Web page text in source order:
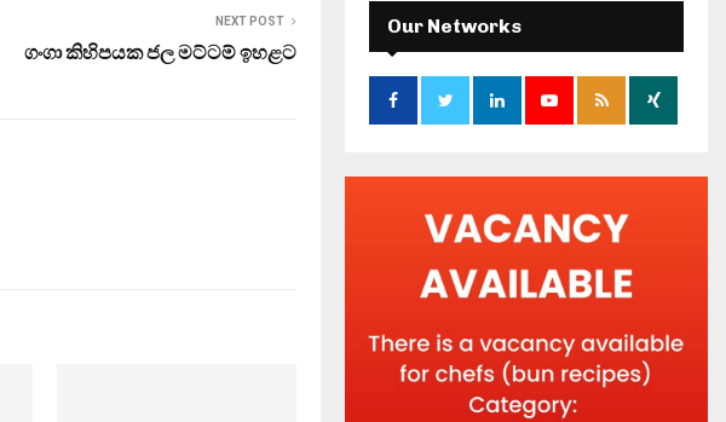
NEXT POST
ගංගා කිහිපයක ජල මට්ටම් ඉහළට
Our Networks